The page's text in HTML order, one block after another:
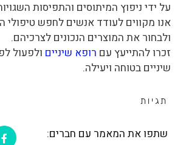
על ידי ניפוץ המיתוסים והתפיסות
אנו מקווים לעודד אנשים לחפש טיפולי
ולבחור את המוצרים הנכונים לצרכיהם.
זכרו להתייעץ עם רופא שיניים ולפעול
שיניים בטוחה ויעילה.
תגיות
שתפו את המאמר עם חברים: